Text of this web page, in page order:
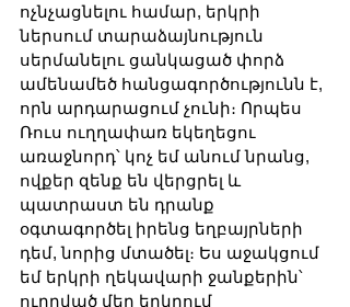
ոչնչացնելու համար, երկրի
ներսում տարաձայնություն
սերմանելու ցանկացած փորձ
ամենամեծ հանցագործությունն է,
որն արդարացում չունի։ Որպես
Ռուս ուղղափառ եկեղեցու
առաջնորդ՝ կոչ եմ անում նրանց,
ովքեր զենք են վերցրել և
պատրաստ են դրանք
օգտագործել իրենց եղբայրների
դեմ, նորից մտածել։ Ես աջակցում
եմ երկրի ղեկավարի ջանքերին՝
ուղղված մեր երկրում